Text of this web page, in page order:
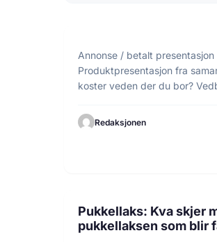
Annonse / betalt presentasjon
Produktpresentasjon fra
koster veden der du bor?
Redaksjonen
INFORMASJON
Pukkellaks: Kva skjer
pukkellaksen som blir